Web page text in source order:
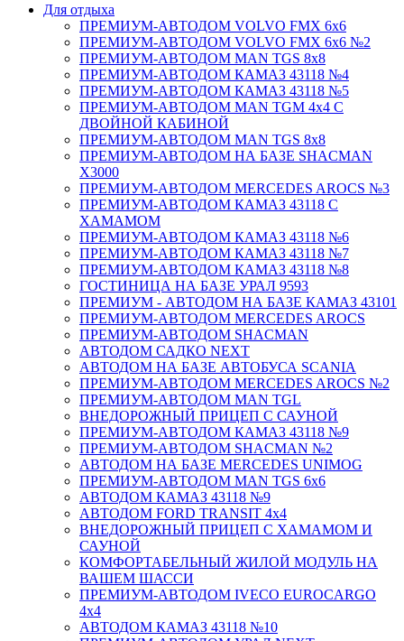
Для отдыха
ПРЕМИУМ-АВТОДОМ VOLVO FMX 6x6
ПРЕМИУМ-АВТОДОМ VOLVO FMX 6x6 №2
ПРЕМИУМ-АВТОДОМ MAN TGS 8х8
ПРЕМИУМ-АВТОДОМ КАМАЗ 43118 №4
ПРЕМИУМ-АВТОДОМ КАМАЗ 43118 №5
ПРЕМИУМ-АВТОДОМ MAN TGM 4х4 С
ДВОЙНОЙ КАБИНОЙ
ПРЕМИУМ-АВТОДОМ MAN TGS 8х8
ПРЕМИУМ-АВТОДОМ НА БАЗЕ SHACMAN
X3000
ПРЕМИУМ-АВТОДОМ MERCEDES AROCS №3
ПРЕМИУМ-АВТОДОМ КАМАЗ 43118 С
ХАМАМОМ
ПРЕМИУМ-АВТОДОМ КАМАЗ 43118 №6
ПРЕМИУМ-АВТОДОМ КАМАЗ 43118 №7
ПРЕМИУМ-АВТОДОМ КАМАЗ 43118 №8
ГОСТИНИЦА НА БАЗЕ УРАЛ 9593
ПРЕМИУМ - АВТОДОМ НА БАЗЕ КАМАЗ 43101
ПРЕМИУМ-АВТОДОМ MERCEDES AROCS
ПРЕМИУМ-АВТОДОМ SHACMAN
АВТОДОМ САДКО NEXT
АВТОДОМ НА БАЗЕ АВТОБУСА SCANIA
ПРЕМИУМ-АВТОДОМ MERCEDES AROCS №2
ПРЕМИУМ-АВТОДОМ MAN TGL
ВНЕДОРОЖНЫЙ ПРИЦЕП С САУНОЙ
ПРЕМИУМ-АВТОДОМ КАМАЗ 43118 №9
ПРЕМИУМ-АВТОДОМ SHACMAN №2
АВТОДОМ НА БАЗЕ MERCEDES UNIMOG
ПРЕМИУМ-АВТОДОМ MAN TGS 6х6
АВТОДОМ КАМАЗ 43118 №9
АВТОДОМ FORD TRANSIT 4x4
ВНЕДОРОЖНЫЙ ПРИЦЕП С ХАМАМОМ И
САУНОЙ
КОМФОРТАБЕЛЬНЫЙ ЖИЛОЙ МОДУЛЬ НА
ВАШЕМ ШАССИ
ПРЕМИУМ-АВТОДОМ IVECO EUROCARGO
4х4
АВТОДОМ КАМАЗ 43118 №10